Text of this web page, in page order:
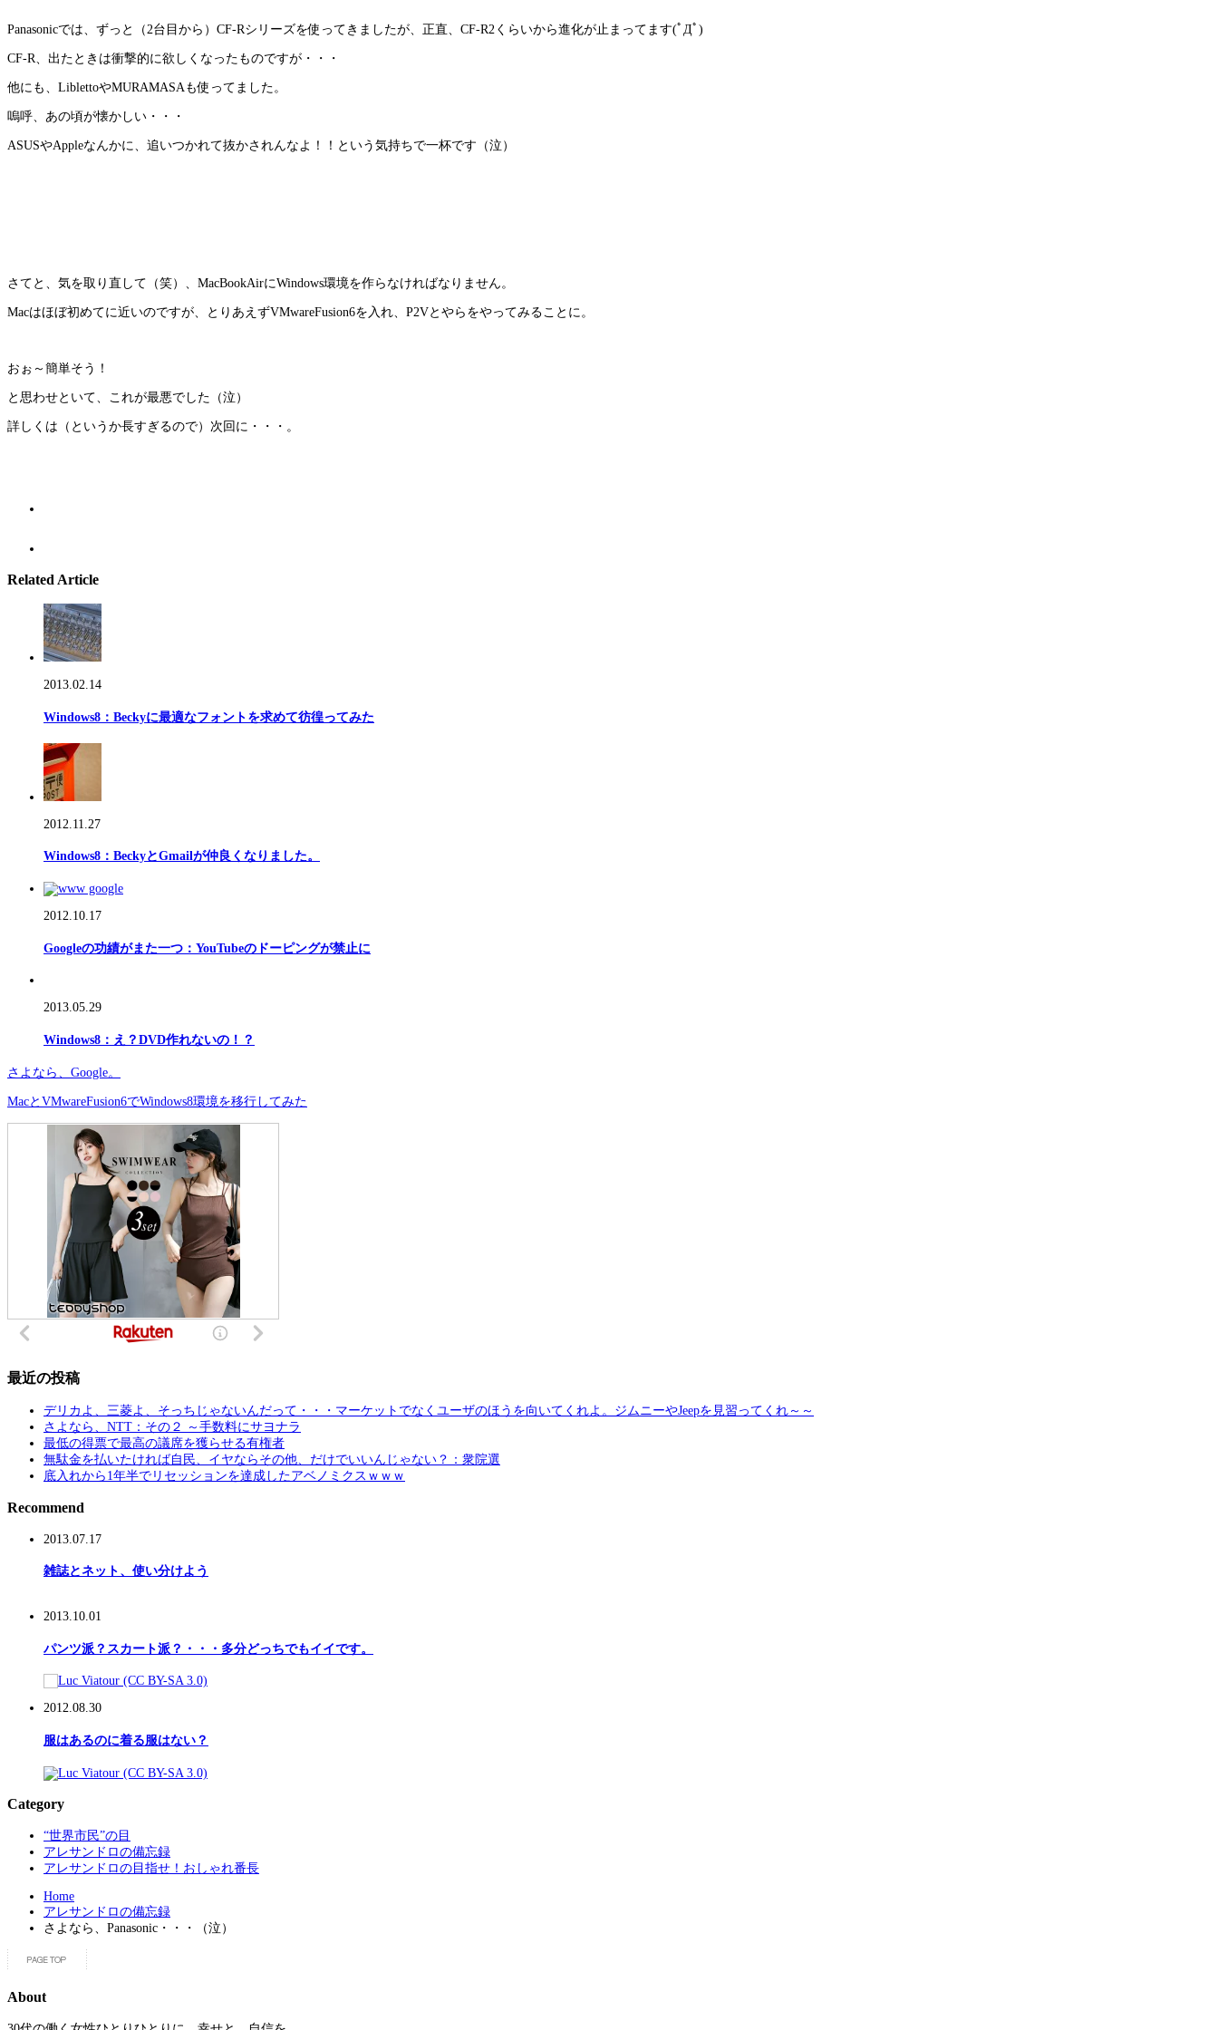
Panasonicでは、ずっと（2台目から）CF-Rシリーズを使ってきましたが、正直、CF-R2くらいから進化が止まってます(ﾟДﾟ)
CF-R、出たときは衝撃的に欲しくなったものですが・・・
他にも、LiblettoやMURAMASAも使ってました。
嗚呼、あの頃が懐かしい・・・
ASUSやAppleなんかに、追いつかれて抜かされんなよ！！という気持ちで一杯です（泣）
さてと、気を取り直して（笑）、MacBookAirにWindows環境を作らなければなりません。
Macはほぼ初めてに近いのですが、とりあえずVMwareFusion6を入れ、P2Vとやらをやってみることに。
おぉ～簡単そう！
と思わせといて、これが最悪でした（泣）
詳しくは（というか長すぎるので）次回に・・・。
Related Article
2013.02.14
Windows8：Beckyに最適なフォントを求めて彷徨ってみた
2012.11.27
Windows8：BeckyとGmailが仲良くなりました。
2012.10.17
Googleの功績がまた一つ：YouTubeのドーピングが禁止に
2013.05.29
Windows8：え？DVD作れないの！？
さよなら、Google。
MacとVMwareFusion6でWindows8環境を移行してみた
最近の投稿
デリカよ、三菱よ、そっちじゃないんだって・・・マーケットでなくユーザのほうを向いてくれよ。ジムニーやJeepを見習ってくれ～～
さよなら、NTT：その２ ～手数料にサヨナラ
最低の得票で最高の議席を獲らせる有権者
無駄金を払いたければ自民、イヤならその他、だけでいいんじゃない？：衆院選
底入れから1年半でリセッションを達成したアベノミクスｗｗｗ
Recommend
2013.07.17
雑誌とネット、使い分けよう
2013.10.01
パンツ派？スカート派？・・・多分どっちでもイイです。
2012.08.30
服はあるのに着る服はない？
Category
“世界市民”の目
アレサンドロの備忘録
アレサンドロの目指せ！おしゃれ番長
Home
アレサンドロの備忘録
さよなら、Panasonic・・・（泣）
About